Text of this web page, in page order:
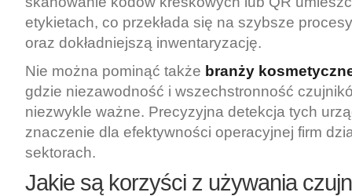
etykietach, co przekłada się na szybsze
oraz dokładniejszą inwentaryzację.
Nie można pominąć także branży
gdzie niezawodność i wszechstronność
niezwykle ważne. Precyzyjna detekcja tych
znaczenie dla efektywności operacyjnej firm
sektorach.
Jakie są korzyści z używania